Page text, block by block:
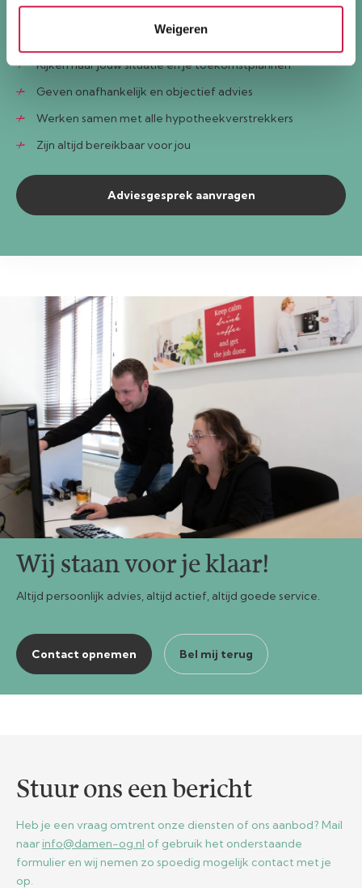
Weigeren
Onze adviseurs:
Komen bij je thuis om alles rustig uit te leggen
Kijken naar jouw situatie én je toekomstplannen
Geven onafhankelijk en objectief advies
Werken samen met alle hypotheekverstrekkers
Zijn altijd bereikbaar voor jou
Adviesgesprek aanvragen
Wij staan voor je klaar!
Altijd persoonlijk advies, altijd actief, altijd goede service.
Contact opnemen Bel mij terug
Stuur ons een bericht
Heb je een vraag omtrent onze diensten of ons aanbod? Mail
naarinfo@damen-og.nl of gebruik het onderstaande
formulier en wij nemen zo spoedig mogelijk contact met je
op.